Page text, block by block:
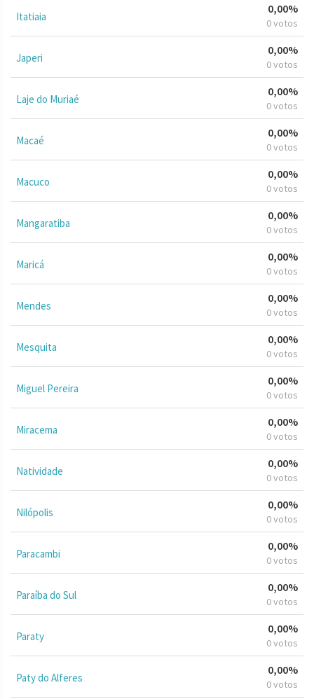
Itatiaia
0,00%
0 votos
Japeri
0,00%
0 votos
Laje do Muriaé
0,00%
0 votos
Macaé
0,00%
0 votos
Macuco
0,00%
0 votos
Mangaratiba
0,00%
0 votos
Maricá
0,00%
0 votos
Mendes
0,00%
0 votos
Mesquita
0,00%
0 votos
Miguel Pereira
0,00%
0 votos
Miracema
0,00%
0 votos
Natividade
0,00%
0 votos
Nilópolis
0,00%
0 votos
Paracambi
0,00%
0 votos
Paraíba do Sul
0,00%
0 votos
Paraty
0,00%
0 votos
Paty do Alferes
0,00%
0 votos